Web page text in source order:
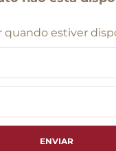
quando estiver
ENVIAR